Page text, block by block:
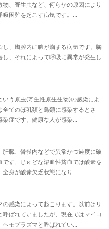
、寄生虫など、何らかの原因により
困難を起こす病気です。...
、胸腔内に膿が溜まる病気です。胸
、それによって呼吸に異常が発生し
う原虫(寄生性原生生物)の感染によ
てのほ乳類と鳥類に感染するとさ
症です。健康な人が感染...
臓、骨髄内などで異常かつ過度に破
す。じゅどな溶血性貧血では酸素を
身が酸素欠乏状態になり...
感染によって起こります。以前はリ
ばれていましたが、現在ではマイコ
ヘモプラズマと呼ばれてい...